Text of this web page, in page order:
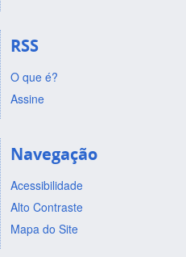
RSS
O que é?
Assine
Navegação
Acessibilidade
Alto Contraste
Mapa do Site